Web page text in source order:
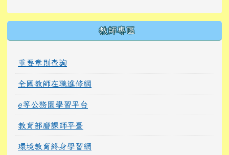
教師專區
重要章則查詢
全國教師在職進修網
e等公務園學習平台
教育部磨課師平臺
環境教育終身學習網